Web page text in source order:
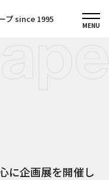
プ since 1995
に企画展を開催し